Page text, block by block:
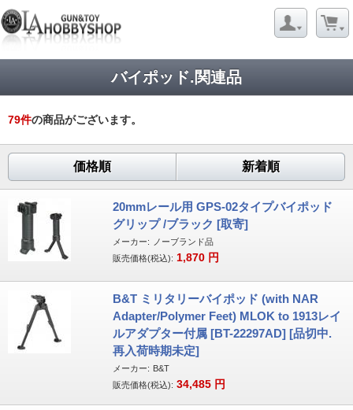
バイポッド.関連品
79件の商品がございます。
価格順 新着順
20mmレール用 GPS-02タイプバイポッド
グリップ /ブラック [取寄]
メーカー:
ノーブランド品
販売価格(税込): 1,870 円
B&T ミリタリーバイポッド (with NAR
Adapter/Polymer Feet) MLOK to 1913レイ
ルアダプター付属 [BT-22297AD] [品切中.
再入荷時期未定]
メーカー: B&T
販売価格(税込): 34,485 円